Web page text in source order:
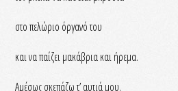
στο πελώριο όργανό του
και να παίζει μακάβρια και ήρεμα.
Αμέσως σκεπάζω τ’ αυτιά μου.